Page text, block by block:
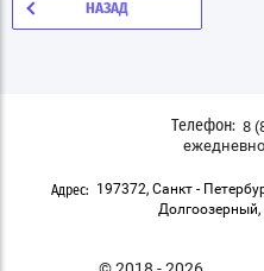
НАЗАД
Телефон: 8
Адрес:
197372, Санкт -